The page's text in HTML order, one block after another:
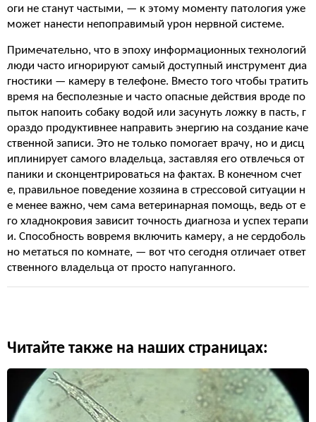
оги не станут частыми, — к этому моменту патология уже
может нанести непоправимый урон нервной системе.
Примечательно, что в эпоху информационных технологий
люди часто игнорируют самый доступный инструмент диа
гностики — камеру в телефоне. Вместо того чтобы тратить
время на бесполезные и часто опасные действия вроде по
пыток напоить собаку водой или засунуть ложку в пасть, г
ораздо продуктивнее направить энергию на создание каче
ственной записи. Это не только помогает врачу, но и дисц
иплинирует самого владельца, заставляя его отвлечься от
паники и сконцентрироваться на фактах. В конечном счет
е, правильное поведение хозяина в стрессовой ситуации н
е менее важно, чем сама ветеринарная помощь, ведь от е
го хладнокровия зависит точность диагноза и успех терапи
и. Способность вовремя включить камеру, а не сердоболь
но метаться по комнате, — вот что сегодня отличает ответ
ственного владельца от просто напуганного.
Читайте также на наших страницах: